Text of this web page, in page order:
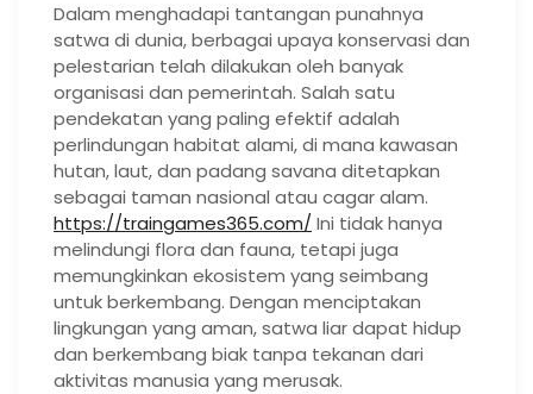
Dalam menghadapi tantangan punahnya
satwa di dunia, berbagai upaya konservasi dan
pelestarian telah dilakukan oleh banyak
organisasi dan pemerintah. Salah satu
pendekatan yang paling efektif adalah
perlindungan habitat alami, di mana kawasan
hutan, laut, dan padang savana ditetapkan
sebagai taman nasional atau cagar alam.
https://traingames365.com/ Ini tidak hanya
melindungi flora dan fauna, tetapi juga
memungkinkan ekosistem yang seimbang
untuk berkembang. Dengan menciptakan
lingkungan yang aman, satwa liar dapat hidup
dan berkembang biak tanpa tekanan dari
aktivitas manusia yang merusak.